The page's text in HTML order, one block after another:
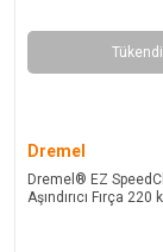
Tükendi
Dremel
Dremel® EZ
Aşındırıcı Fırça